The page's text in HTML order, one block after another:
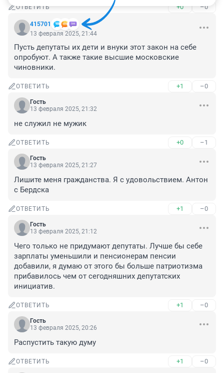
ОТВЕТИТЬ +0 –0
415701
13 февраля 2025, 21:44
Пусть депутаты их дети и внуки этот закон на себе
опробуют. А также такие высшие московские
чиновники.
ОТВЕТИТЬ +1 –0
Гость
13 февраля 2025, 21:32
не служил не мужик
ОТВЕТИТЬ +0 –1
Гость
13 февраля 2025, 21:27
Лишите меня гражданства. Я с удовольствием. Антон
с Бердска
ОТВЕТИТЬ +1 –0
Гость
13 февраля 2025, 21:12
Чего только не придумают депутаты. Лучше бы себе
зарплаты уменьшили и пенсионерам пенсии
добавили, я думаю от этого бы больше патриотизма
прибавилось чем от сегодняшних депутатских
инициатив.
ОТВЕТИТЬ +1 –0
Гость
13 февраля 2025, 20:26
Распустить такую думу
ОТВЕТИТЬ +1 –0